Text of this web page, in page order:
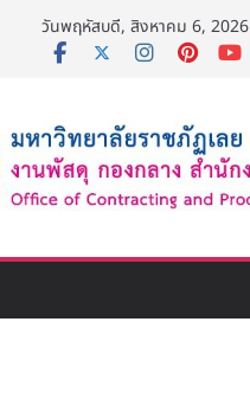
วันพฤหัสบดี, สิงหาคม 6, 2026